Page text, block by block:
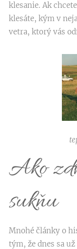
klesanie. Ak
klesáte, kým v
vetra, ktorý vás
Ako
sukňu
Mnohé články o
tým, že dnes sa